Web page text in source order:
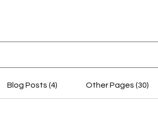
Blog Posts (4) Other Pages (30)